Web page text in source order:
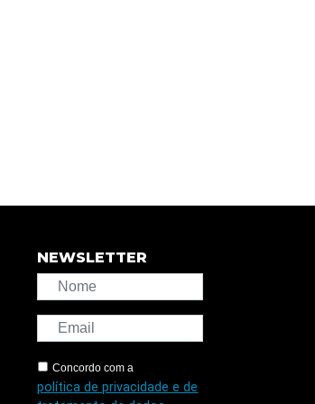
NEWSLETTER
Concordo com a
política de privacidade e de